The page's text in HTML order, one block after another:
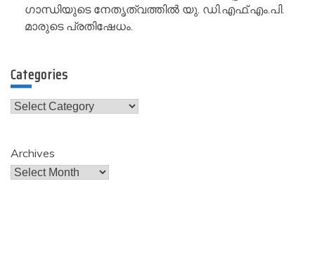
ഗാന്ധിയുടെ നേതൃത്വത്തിൽ യു. ഡി.എഫ്.എം.പി.
മാരുടെ പ്രതിഷേധം.
Categories
Categories
Archives